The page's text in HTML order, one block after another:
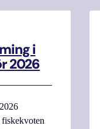
i
2026
fiskekvoten